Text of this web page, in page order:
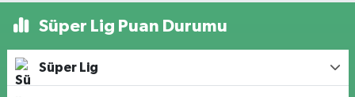
Süper Lig Puan Durumu
Süper Lig